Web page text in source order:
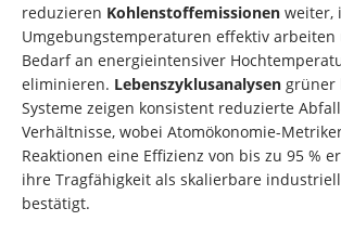
reduzieren Kohlenstoffemissionen weiter,
Umgebungstemperaturen effektiv arbeiten
Bedarf an energieintensiver
eliminieren. Lebenszyklusanalysen grüner
Systeme zeigen konsistent reduzierte
Verhältnisse, wobei Atomökonomie-
Reaktionen eine Effizienz von bis zu 95 %
ihre Tragfähigkeit als skalierbare
bestätigt.